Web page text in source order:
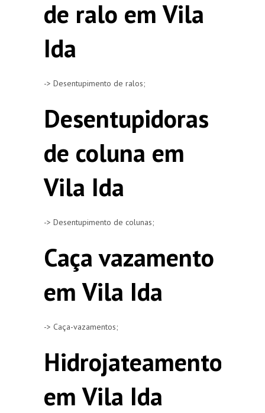
de ralo em Vila
Ida
-> Desentupimento de ralos;
Desentupidoras
de coluna em
Vila Ida
-> Desentupimento de colunas;
Caça vazamento
em Vila Ida
-> Caça-vazamentos;
Hidrojateamento
em Vila Ida